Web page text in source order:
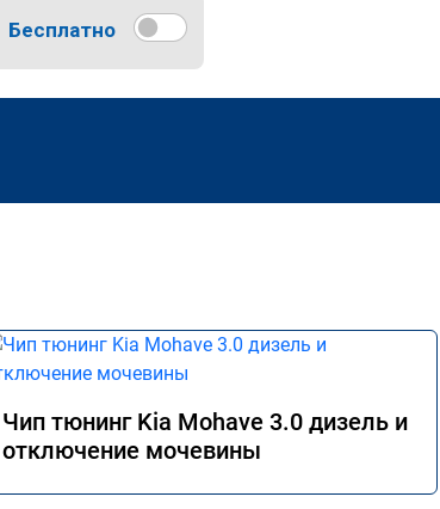
Бесплатно
Чип тюнинг Kia Mohave 3.0 дизель и
отключение мочевины